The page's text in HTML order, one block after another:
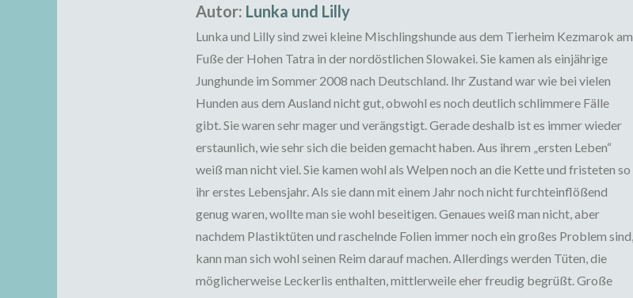
Autor: Lunka und Lilly
Lunka und Lilly sind zwei kleine Mischlingshunde aus dem Tierheim Kezmarok am
Fuße der Hohen Tatra in der nordöstlichen Slowakei. Sie kamen als einjährige
Junghunde im Sommer 2008 nach Deutschland. Ihr Zustand war wie bei vielen
Hunden aus dem Ausland nicht gut, obwohl es noch deutlich schlimmere Fälle
gibt. Sie waren sehr mager und verängstigt. Gerade deshalb ist es immer wieder
erstaunlich, wie sehr sich die beiden gemacht haben. Aus ihrem „ersten Leben“
weiß man nicht viel. Sie kamen wohl als Welpen noch an die Kette und fristeten so
ihr erstes Lebensjahr. Als sie dann mit einem Jahr noch nicht furchteinflößend
genug waren, wollte man sie wohl beseitigen. Genaues weiß man nicht, aber
nachdem Plastiktüten und raschelnde Folien immer noch ein großes Problem sind,
kann man sich wohl seinen Reim darauf machen. Allerdings werden Tüten, die
möglicherweise Leckerlis enthalten, mittlerweile eher freudig begrüßt. Große